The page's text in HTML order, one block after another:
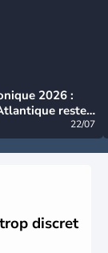
2026 :
reste
22/07
discret